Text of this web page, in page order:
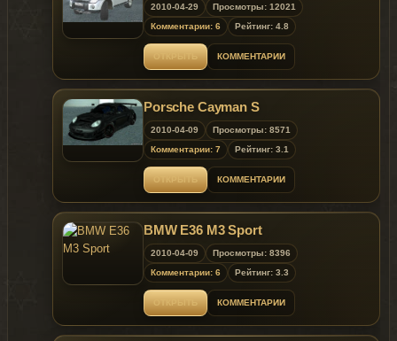
2010-04-29
Просмотры: 12021
Комментарии: 6
Рейтинг: 4.8
КОММЕНТАРИИ
Porsche Cayman S
2010-04-09
Просмотры: 8571
Комментарии: 7
Рейтинг: 3.1
КОММЕНТАРИИ
BMW E36 M3 Sport
2010-04-09
Просмотры: 8396
Комментарии: 6
Рейтинг: 3.3
КОММЕНТАРИИ